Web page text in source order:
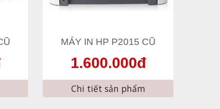
MÁY IN HP P2015 CŨ
1.600.000đ
Chi tiết sản phẩm